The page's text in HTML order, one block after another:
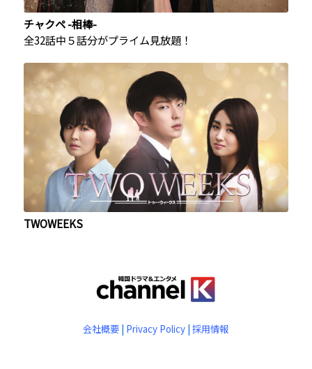
チャクペ -相棒-
全32話中５話分がプライム見放題！
TWOWEEKS
会社概要 | Privacy Policy |採用情報